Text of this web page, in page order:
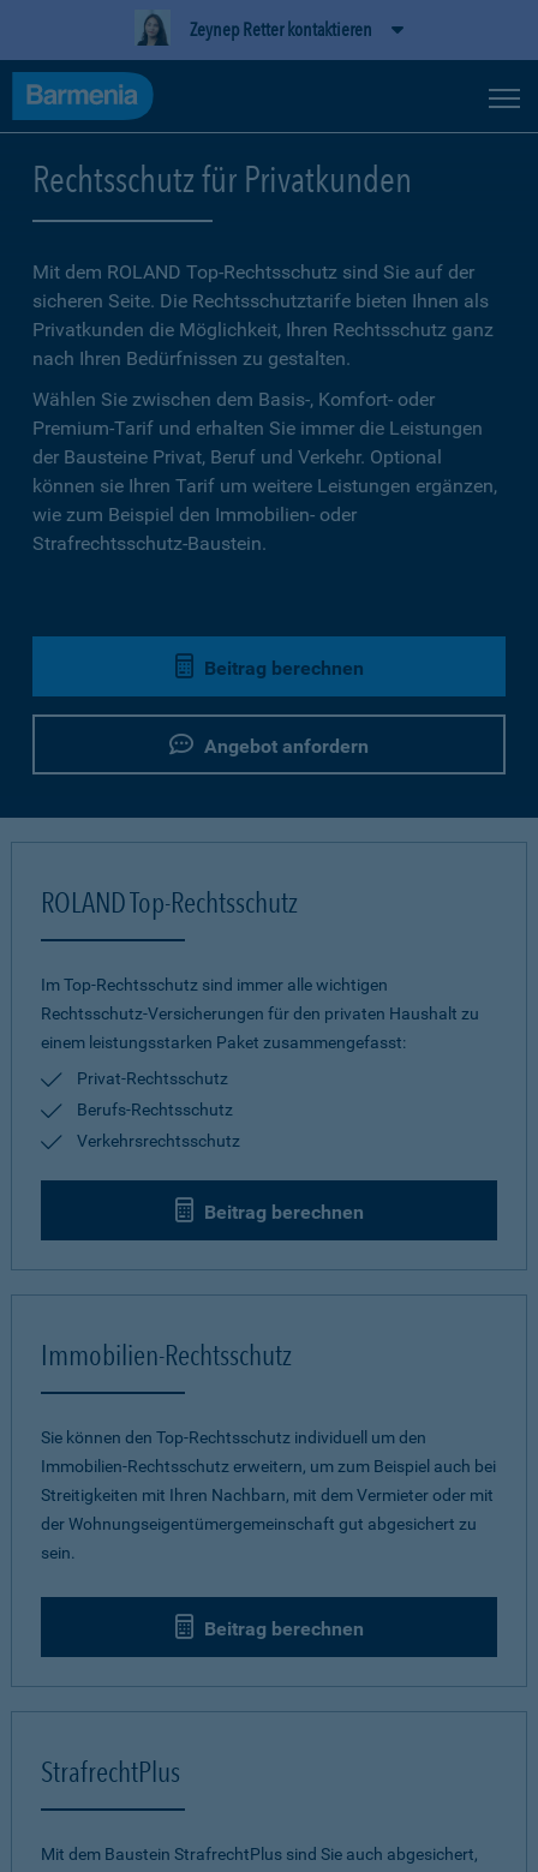
Zeynep Retter kontaktieren
Rechtsschutz für Privatkunden
Mit dem ROLAND Top-Rechtsschutz sind Sie auf der
sicheren Seite. Die Rechtsschutztarife bieten Ihnen als
Privatkunden die Möglichkeit, Ihren Rechtsschutz ganz
nach Ihren Bedürfnissen zu gestalten.
Wählen Sie zwischen dem Basis-, Komfort- oder
Premium-Tarif und erhalten Sie immer die Leistungen
der Bausteine Privat, Beruf und Verkehr. Optional
können sie Ihren Tarif um weitere Leistungen ergänzen,
wie zum Beispiel den Immobilien- oder
Strafrechtsschutz-Baustein.
Beitrag berechnen
Angebot anfordern
ROLAND Top-Rechtsschutz
Im Top-Rechtsschutz sind immer alle wichtigen
Rechtsschutz-Versicherungen für den privaten Haushalt zu
einem leistungsstarken Paket zusammengefasst:
Privat-Rechtsschutz
Berufs-Rechtsschutz
Verkehrsrechtsschutz
Beitrag berechnen
Immobilien-Rechtsschutz
Sie können den Top-Rechtsschutz individuell um den
Immobilien-Rechtsschutz erweitern, um zum Beispiel auch bei
Streitigkeiten mit Ihren Nachbarn, mit dem Vermieter oder mit
der Wohnungseigentümergemeinschaft gut abgesichert zu
sein.
Beitrag berechnen
StrafrechtPlus
Mit dem Baustein StrafrechtPlus sind Sie auch abgesichert,